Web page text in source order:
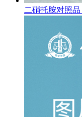
二硝托胺对照品